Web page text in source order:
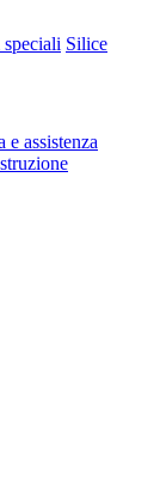
Silice
e assistenza